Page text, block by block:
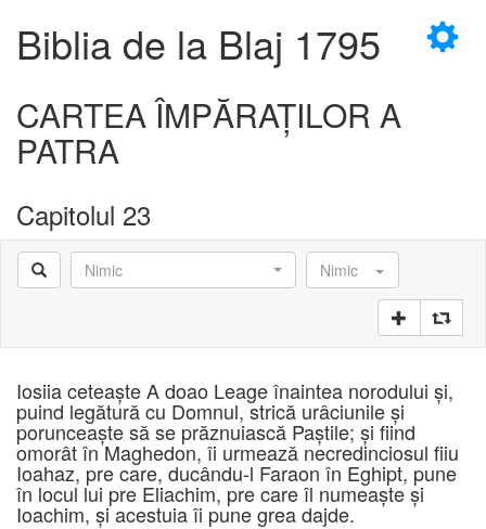
×
Biblia de la Blaj 1795
CARTEA ÎMPĂRAŢILOR A
PATRA
Capitolul 23
Nimic Nimic
Iosiia ceteaşte A doao Leage înaintea norodului şi,
puind legătură cu Domnul, strică urâciunile şi
porunceaşte să se prăznuiască Paştile; şi fiind
omorât în Maghedon, îi urmează necredinciosul fiiu
Ioahaz, pre care, ducându-l Faraon în Eghipt, pune
în locul lui pre Eliachim, pre care îl numeaşte şi
Ioachim, şi acestuia îi pune grea dajde.